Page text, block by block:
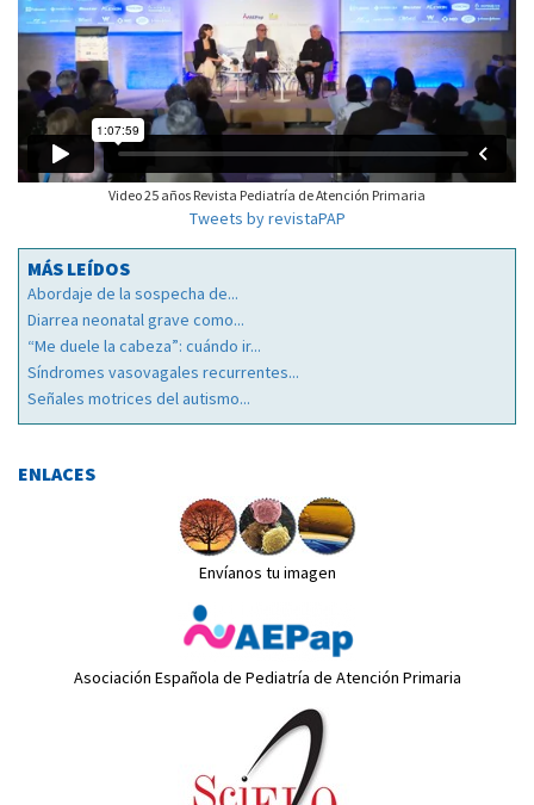
Video 25 años Revista Pediatría de Atención Primaria
Tweets by revistaPAP
MÁS LEÍDOS
Abordaje de la sospecha de...
Diarrea neonatal grave como...
“Me duele la cabeza”: cuándo ir...
Síndromes vasovagales recurrentes...
Señales motrices del autismo...
ENLACES
Envíanos tu imagen
Asociación Española de Pediatría de Atención Primaria